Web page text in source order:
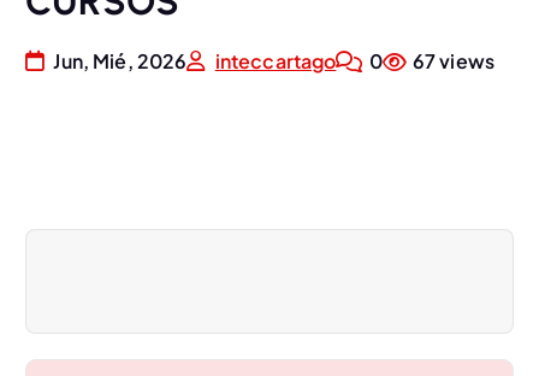
Jun, Mié, 2026 inteccartago 0 67 views